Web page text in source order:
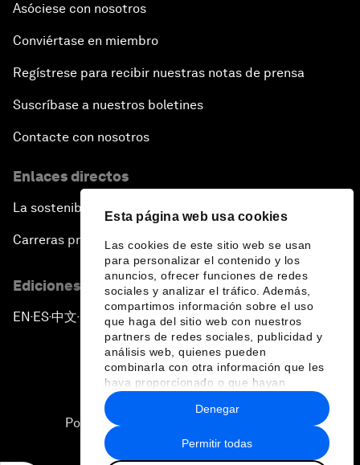
Esta página web usa cookies
Las cookies de este sitio web se usan
para personalizar el contenido y los
anuncios, ofrecer funciones de redes
sociales y analizar el tráfico. Además,
compartimos información sobre el uso
que haga del sitio web con nuestros
partners de redes sociales, publicidad y
análisis web, quienes pueden
combinarla con otra información que les
haya proporcionado o que hayan
recopilado a partir del uso que haya
hecho de sus servicios.
Permitir todas
Denegar
Asóciese con nosotros
Conviértase en miembro
Regístrese para recibir nuestras notas de prensa
Suscríbase a nuestros boletines
Contacte con nosotros
Enlaces directos
La sostenibilidad en el Foro
Carreras profesionales
Ediciones en otros idiomas
EN ▪ES▪中文▪ 日本語
Política de privacidad y normas de uso
Sitemap